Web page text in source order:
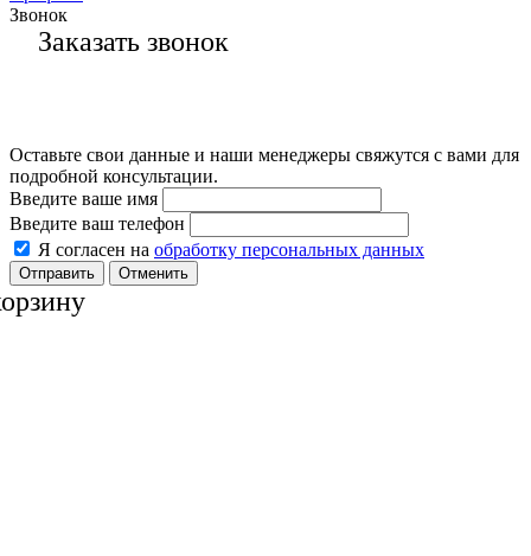
Звонок
Заказать звонок
Оставьте свои данные и наши менеджеры свяжутся с вами для
подробной консультации.
Введите ваше имя
Введите ваш телефон
Я согласен на обработку персональных данных
Отменить